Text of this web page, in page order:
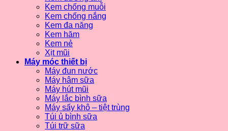
Kem chống muỗi
Kem chống nắng
Kem đa năng
Kem hăm
Kem nẻ
Xịt mũi
Máy móc thiết bị
Máy đun nước
Máy hâm sữa
Máy hút mũi
Máy lắc bình sữa
Máy sấy khô – tiệt trùng
Túi ủ bình sữa
Túi trữ sữa